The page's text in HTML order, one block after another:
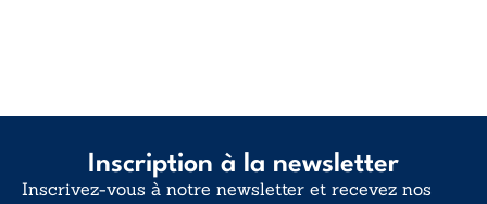
Inscription à la newsletter
Inscrivez-vous à notre newsletter et recevez nos